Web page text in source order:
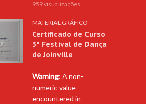
959 visualizações
MATERIAL GRÁFICO
Certificado de Curso
3º Festival de Dança
de Joinville
Warning: A non-
numeric value
encountered in